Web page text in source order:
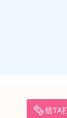
给TA